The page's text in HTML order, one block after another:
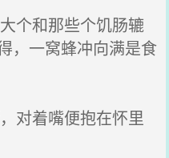
个和那些个饥肠辘
，一窝蜂冲向满是食
对着嘴便抱在怀里